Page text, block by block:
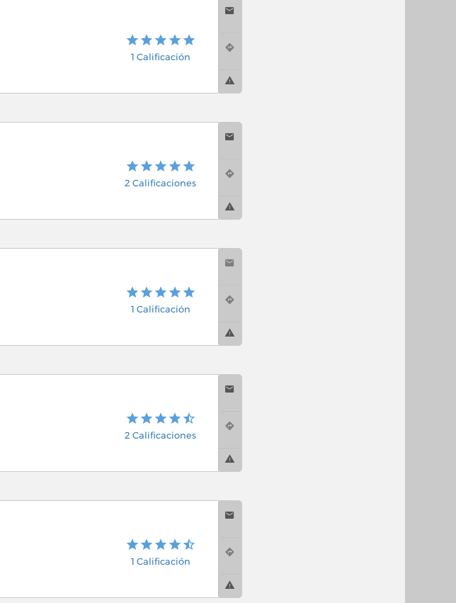
1 Calificación
2 Calificaciones
1 Calificación
2 Calificaciones
1 Calificación